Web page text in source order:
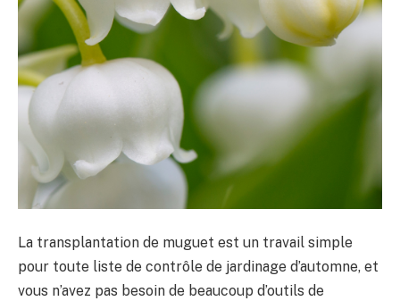
La transplantation de muguet est un travail simple
pour toute liste de contrôle de jardinage d’automne, et
vous n’avez pas besoin de beaucoup d’outils de